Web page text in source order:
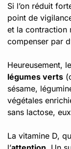
Si l’on réduit
point de
et la contraction
compenser par
Heureusement,
légumes verts
sésame,
végétales
sans lactose,
La vitamine D,